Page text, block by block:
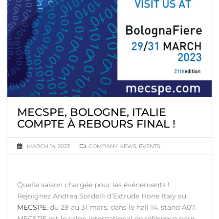
MECSPE, BOLOGNE, ITALIE
COMPTE À REBOURS FINAL !
MARCH 14, 2023 COMPANY NEWS EVENTS
Quelle saison chargée pour les événements !
Rejoignez Andrea Sordelli d’Extrude Hone Italy au
MECSPE, du 29 au 31 mars, dans le hall 14, stand A07.